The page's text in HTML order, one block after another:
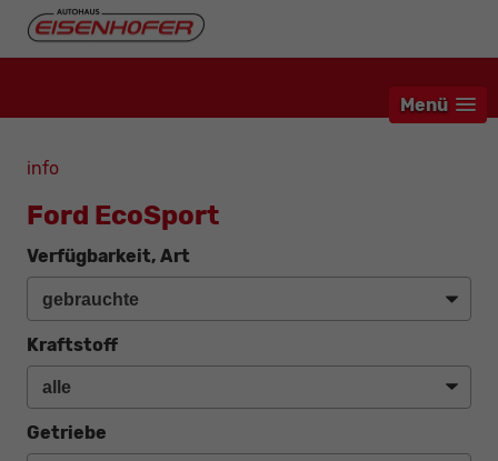
Menü
info
Ford EcoSport
Verfügbarkeit, Art
Kraftstoff
Getriebe